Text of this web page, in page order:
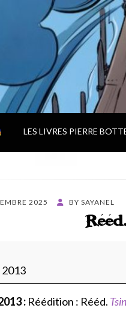
C
I
LES LIVRES PIERRE
2025 BY SAYANEL
2013
: Réédition : Rééd.